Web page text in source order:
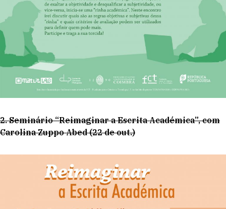
2. Seminário “Reimaginar a Escrita Académica”, com
Carolina Zuppo Abed (22 de out.)